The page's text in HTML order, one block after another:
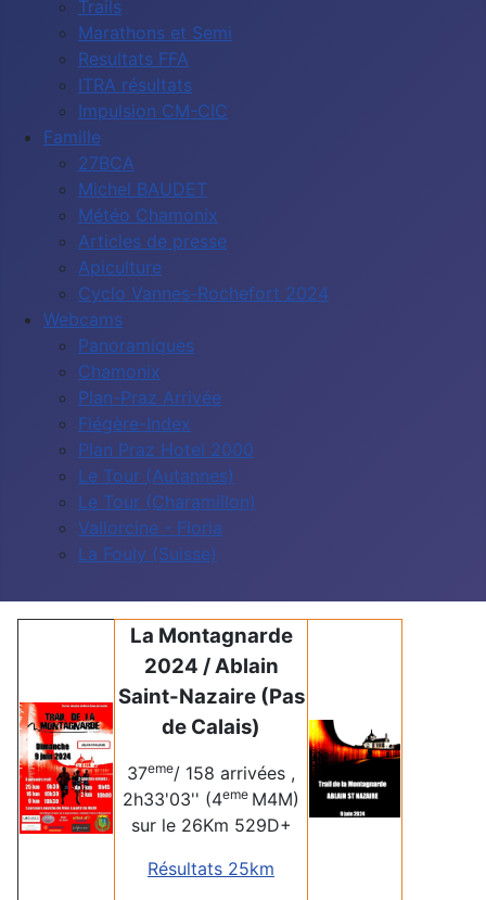
Trails
Marathons et Semi
Resultats FFA
ITRA résultats
Impulsion CM-CIC
Famille
27BCA
Michel BAUDET
Météo Chamonix
Articles de presse
Apiculture
Cyclo Vannes-Rochefort 2024
Webcams
Panoramiques
Chamonix
Plan-Praz Arrivée
Flégère-Index
Plan Praz Hotel 2000
Le Tour (Autannes)
Le Tour (Charamillon)
Vallorcine - Floria
La Fouly (Suisse)
La Montagnarde
2024 / Ablain
Saint-Nazaire(Pas
de Calais)
37eme/ 158 arrivées ,
2h33'03'' (4eme M4M)
sur le 26Km 529D+
Résultats 25km